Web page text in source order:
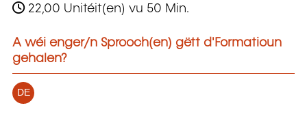
22,00 Unitéit(en) vu 50 Min.
A wéi enger/n Sprooch(en) gëtt d'Formatioun
gehalen?
DE